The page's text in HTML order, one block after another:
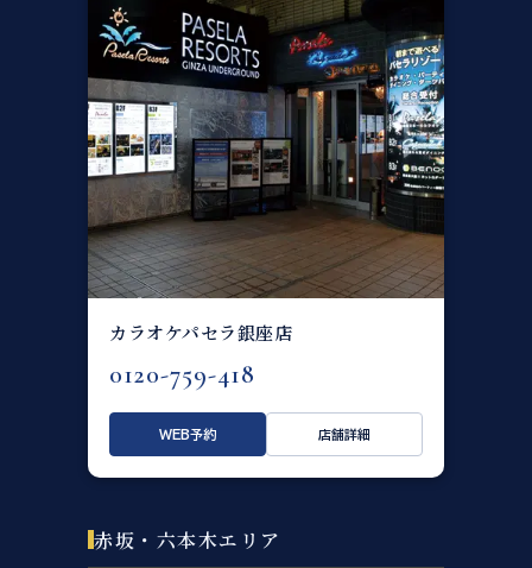
カラオケパセラ銀座店
0120-759-418
WEB予約 店舗詳細
赤坂・六本木エリア